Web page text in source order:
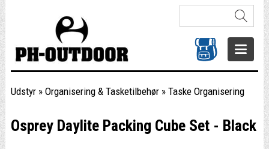
Udstyr» Organisering & Tasketilbehør» Taske Organisering
Osprey Daylite Packing Cube Set - Black